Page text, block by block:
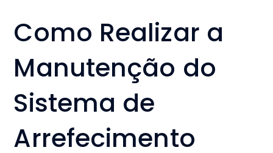
Como Realizar a
Manutenção do
Sistema de
Arrefecimento